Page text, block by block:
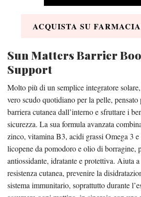
ACQUISTA SU
Sun Matters Barrier
Support
Molto più di un semplice integratore solare,
vero scudo quotidiano per la pelle, pensato
barriera cutanea dall’interno e sfruttare i
sicurezza. La sua formula avanzata
zinco, vitamina B3, acidi grassi Omega 3
licopene da pomodoro e olio di borragine,
antiossidante, idratante e protettiva. Aiuta
resistenza cutanea, prevenire la
sistema immunitario, soprattutto durante